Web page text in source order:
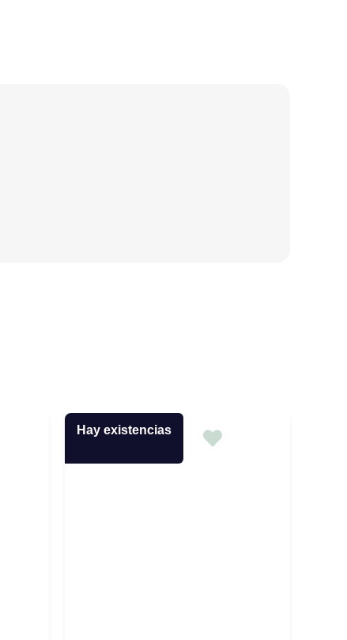
Hay existencias